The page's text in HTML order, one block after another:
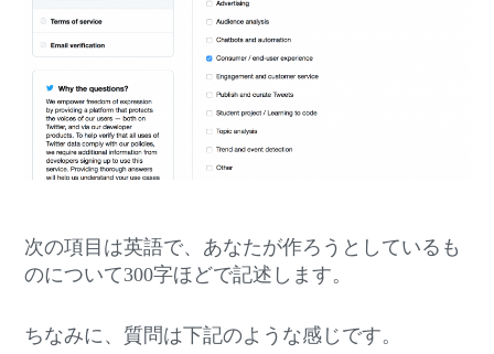
次の項目は英語で、あなたが作ろうとしているも
のについて300字ほどで記述します。
ちなみに、質問は下記のような感じです。